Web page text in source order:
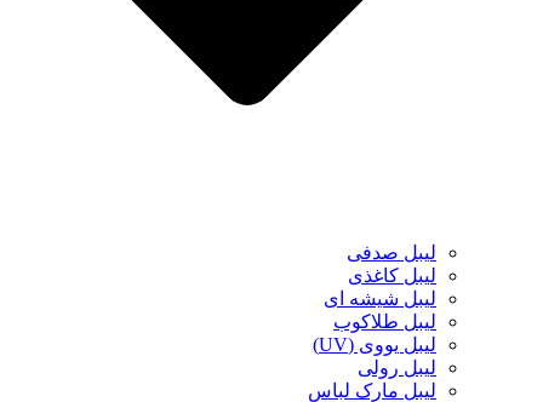
لیبل صدفی
لیبل کاغذی
لیبل شیشه ای
لیبل طلاکوب
لیبل یووی (UV)
لیبل رولی
لیبل مارک لباس